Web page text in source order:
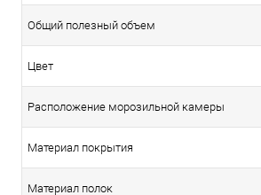
Общий полезный объем
Цвет
Расположение морозильной камеры
Материал покрытия
Материал полок